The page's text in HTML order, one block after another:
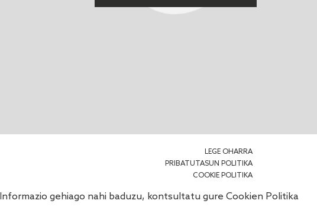
LEGE OHARRA
PRIBATUTASUN POLITIKA
COOKIE POLITIKA
gehiago nahi baduzu, kontsultatu gure Cookien Politika